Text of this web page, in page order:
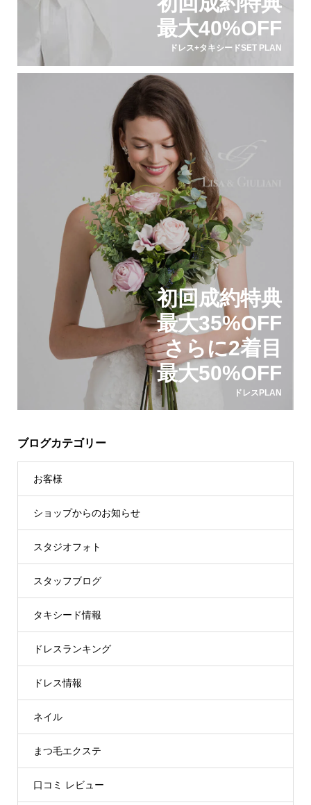
最大40%OFF
ドレス+タキシードSET PLAN
初回成約特典
最大35%OFF
さらに2着目
最大50%OFF
ドレスPLAN
ブログカテゴリー
お客様
ショップからのお知らせ
スタジオフォト
スタッフブログ
タキシード情報
ドレスランキング
ドレス情報
ネイル
まつ毛エクステ
口コミ レビュー